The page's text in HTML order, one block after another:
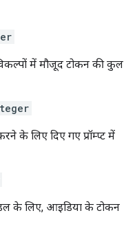
में मौजूद टोकन की कुल
के लिए दिए गए प्रॉम्प्ट में
के लिए, आइडिया के टोकन